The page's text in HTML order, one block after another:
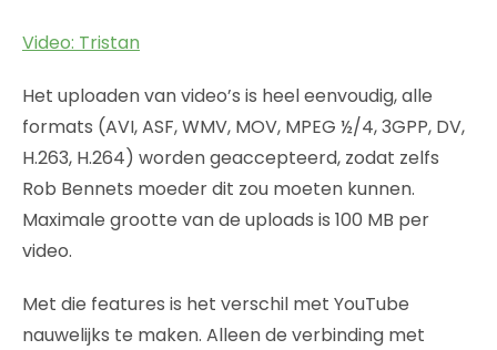
Video: Tristan
Het uploaden van video’s is heel eenvoudig, alle
formats (AVI, ASF, WMV, MOV, MPEG ½/4, 3GPP, DV,
H.263, H.264) worden geaccepteerd, zodat zelfs
Rob Bennets moeder dit zou moeten kunnen.
Maximale grootte van de uploads is 100 MB per
video.
Met die features is het verschil met YouTube
nauwelijks te maken. Alleen de verbinding met